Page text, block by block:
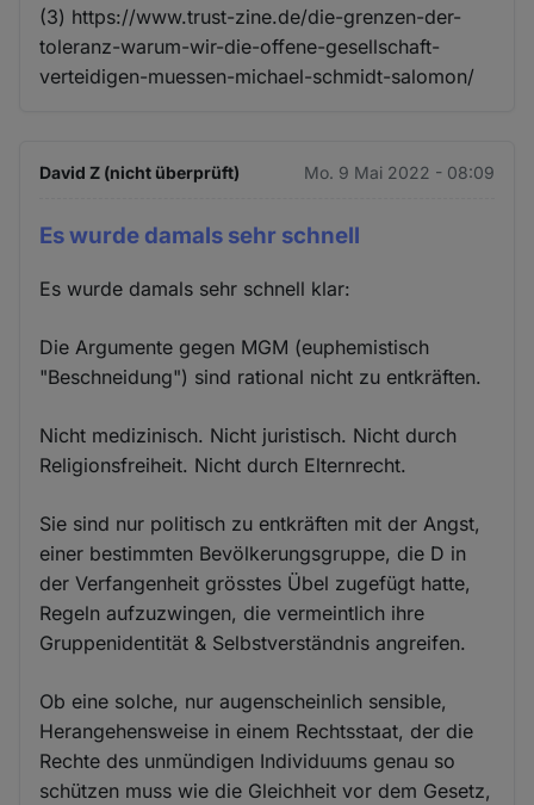
(3) https://www.trust-zine.de/die-grenzen-der-
toleranz-warum-wir-die-offene-gesellschaft-
verteidigen-muessen-michael-schmidt-salomon/
David Z (nicht überprüft) Mo. 9 Mai 2022 - 08:09
Es wurde damals sehr schnell
Es wurde damals sehr schnell klar:
Die Argumente gegen MGM (euphemistisch
"Beschneidung") sind rational nicht zu entkräften.
Nicht medizinisch. Nicht juristisch. Nicht durch
Religionsfreiheit. Nicht durch Elternrecht.
Sie sind nur politisch zu entkräften mit der Angst,
einer bestimmten Bevölkerungsgruppe, die D in
der Verfangenheit grösstes Übel zugefügt hatte,
Regeln aufzuzwingen, die vermeintlich ihre
Gruppenidentität & Selbstverständnis angreifen.
Ob eine solche, nur augenscheinlich sensible,
Herangehensweise in einem Rechtsstaat, der die
Rechte des unmündigen Individuums genau so
schützen muss wie die Gleichheit vor dem Gesetz,